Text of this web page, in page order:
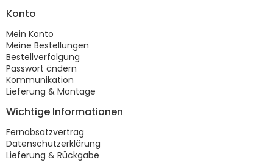
Konto
Mein Konto
Meine Bestellungen
Bestellverfolgung
Passwort ändern
Kommunikation
Lieferung & Montage
Wichtige Informationen
Fernabsatzvertrag
Datenschutzerklärung
Lieferung & Rückgabe